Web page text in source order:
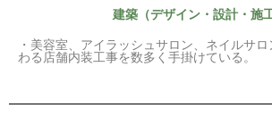
建築（デザイン・設計・施工
・美容室、アイラッシュサロン、ネイルサ
わる店舗内装工事を数多く手掛けている。